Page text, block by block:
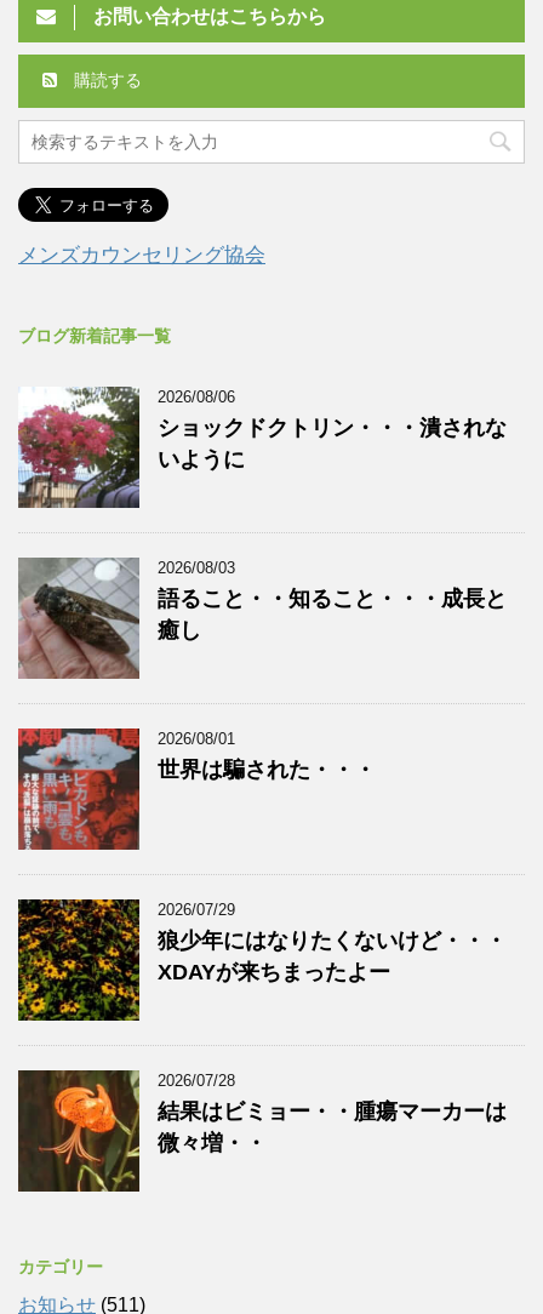
お問い合わせはこちらから
購読する
メンズカウンセリング協会
ブログ新着記事一覧
2026/08/06
ショックドクトリン・・・潰されな
いように
2026/08/03
語ること・・知ること・・・成長と
癒し
2026/08/01
世界は騙された・・・
2026/07/29
狼少年にはなりたくないけど・・・
XDAYが来ちまったよー
2026/07/28
結果はビミョー・・腫瘍マーカーは
微々増・・
カテゴリー
お知らせ (511)